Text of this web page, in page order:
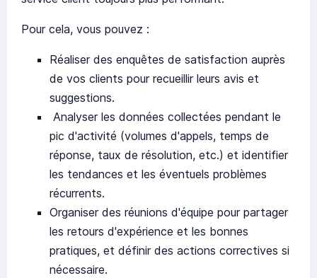
Pour cela, vous pouvez :
Réaliser des enquêtes de satisfaction auprès
de vos clients pour recueillir leurs avis et
suggestions.
Analyser les données collectées pendant le
pic d'activité (volumes d'appels, temps de
réponse, taux de résolution, etc.) et identifier
les tendances et les éventuels problèmes
récurrents.
Organiser des réunions d'équipe pour partager
les retours d'expérience et les bonnes
pratiques, et définir des actions correctives si
nécessaire.